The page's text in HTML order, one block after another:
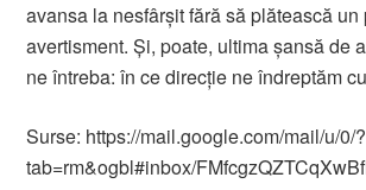
avansa la nesfârșit fără să plătească un
avertisment. Și, poate, ultima șansă de
ne întreba: în ce direcție ne îndreptăm
Surse: https://mail.google.com/mail/u/0/?
tab=rm&ogbl#inbox/